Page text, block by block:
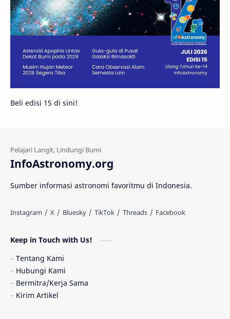
Gambar Harian Titan
Bintang Neutron Hubble Tips
Juno Bintang Biner
Fakta Galaksi Spiral
Gerhana Matahari
Quasar
TanyaAstro
Beli edisi 15 di sini!
InfoAstronomy.org
Sumber informasi astronomi favoritmu di Indonesia.
Keep in Touch with Us!
Tentang Kami
Hubungi Kami
Bermitra/Kerja Sama
Kirim Artikel